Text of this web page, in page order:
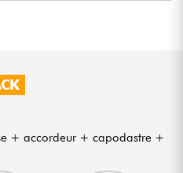
(2.04")
+ accordeur + capodastre +